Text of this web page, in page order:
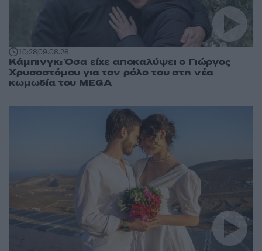
10:2809.08.26
Κάμπινγκ: Όσα είχε αποκαλύψει ο Γιώργος
Χρυσοστόμου για τον ρόλο του στη νέα
κωμωδία του MEGA